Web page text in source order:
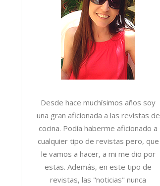
Desde hace muchísimos años soy
una gran aficionada a las revistas de
cocina. Podía haberme aficionado a
cualquier tipo de revistas pero, que
le vamos a hacer, a mi me dio por
estas. Además, en este tipo de
revistas, las "noticias" nunca